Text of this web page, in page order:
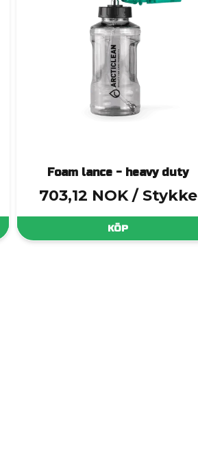
Foam lance - heavy duty
703,12 NOK / Stykke
KÖP